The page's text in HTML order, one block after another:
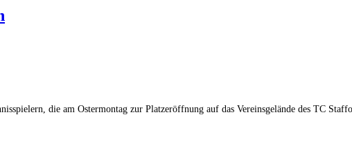
die am Ostermontag zur Platzeröffnung auf das Vereinsgelände des TC